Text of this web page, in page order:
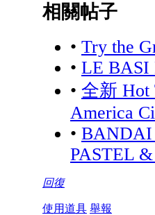
相關帖子
• Try the
• LE BASI
• 全新 Hot
America
• BANDAI
PASTEL
回復
使用道具 舉報